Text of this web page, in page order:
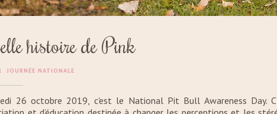
histoire de Pink
| JOURNÉE NATIONALE
26 octobre 2019, c'est le National Pit Bull Awareness Day.